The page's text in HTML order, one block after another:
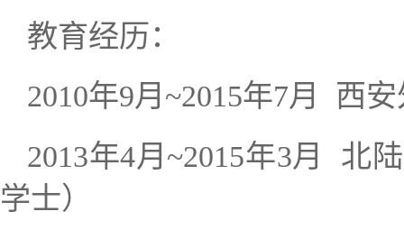
教育经历：
2010年9月 ~2015年7月 西
2013年4月 ~2015年3月
北
学士）